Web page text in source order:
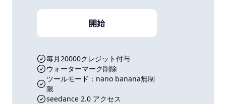
開始
毎月20000クレジット付与
ウォーターマーク削除
ツールモード：nano banana無制
限
seedance 2.0 アクセス